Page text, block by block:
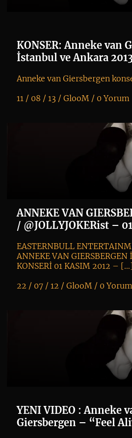
KONSER: Anneke van
İstanbul ve Ankara
Anneke van Giersbergen
11 / 08 / 13 / GlooM/ 0 Yorum
ANNEKE VAN
/ @JOLLYJOKERist –
EASTERNBULL
ANNEKE VAN GIERSBERGEN
KONSERİ 01 KASIM 2012 –
22 / 07 / 12 / GlooM/ 0 Yorum
YENI VIDEO : Anneke
Giersbergen – “Feel